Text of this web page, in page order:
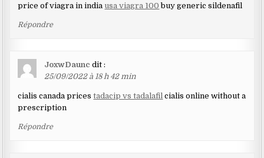
price of viagra in india usa viagra 100 buy generic sildenafil
Répondre
JoxwDaunc dit :
25/09/2022 à 18 h 42 min
cialis canada pricestadacip vs tadalafil cialis online without a
prescription
Répondre